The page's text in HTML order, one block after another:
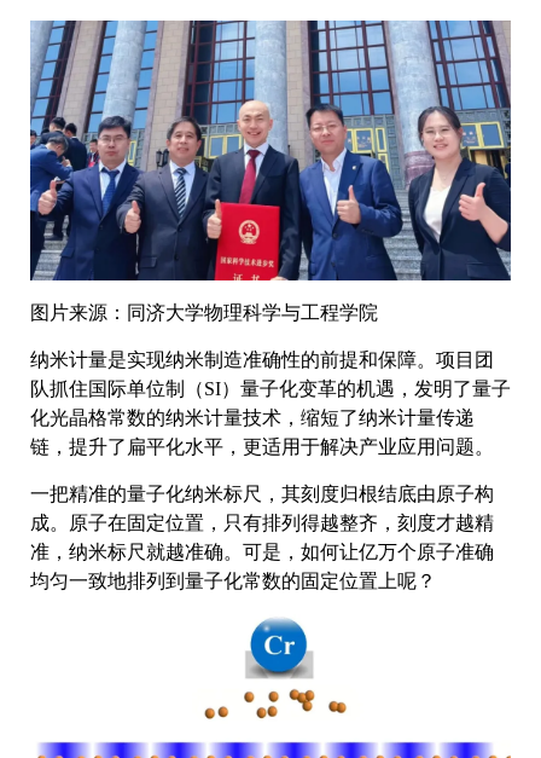
图片来源：同济大学物理科学与工程学院
纳米计量是实现纳米制造准确性的前提和保障。项目团
队抓住国际单位制（SI）量子化变革的机遇，发明了量子
化光晶格常数的纳米计量技术，缩短了纳米计量传递
链，提升了扁平化水平，更适用于解决产业应用问题。
一把精准的量子化纳米标尺，其刻度归根结底由原子构
成。原子在固定位置，只有排列得越整齐，刻度才越精
准，纳米标尺就越准确。可是，如何让亿万个原子准确
均匀一致地排列到量子化常数的固定位置上呢？